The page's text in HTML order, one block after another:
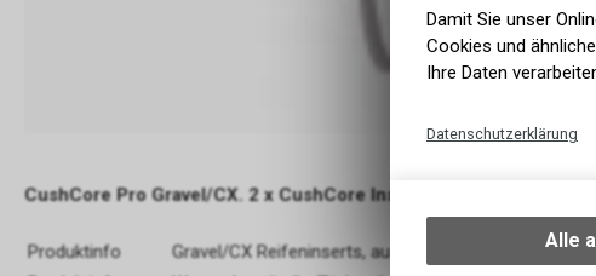
CushCore Pro Gravel/CX. 2 x CushCore Inserts Gravel/CX, 2 x
Produktinfo
Gravel/CX Reifeninserts, aus einem Spezialschaum
Damit Sie unser
Cookies und
Ihre Daten
Datenschutzerklärung
Alle